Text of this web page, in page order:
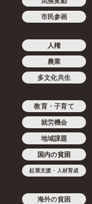
市民参画
人権
農業
多文化共生
教育・子育て
就労機会
地域課題
国内の貧困
起業支援・人材育成
海外の貧困